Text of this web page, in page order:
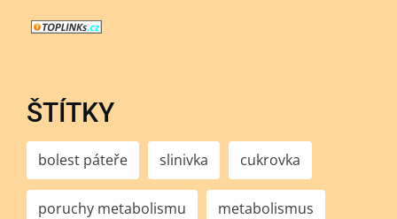
ŠTÍTKY
bolest páteře slinivka cukrovka
poruchy metabolismu metabolismus